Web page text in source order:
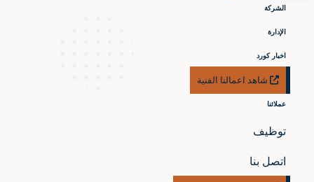
الشركة
الإدارة
اخبار كورد
شاهد اعمالنا الفنية
عملائنا
توظيف
اتصل بنا